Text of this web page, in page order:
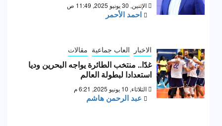
الإثنين, 30 يونيو 2025, 11:49 ص
احمد الأحمر
الاخبار العاب جماعية مقالات
غدًا.. منتخب الطائرة يواجه البحرين وديا
استعدادا لبطولة العالم
الثلاثاء, 10 يونيو 2025, 6:21 م
عبد الرحمن هاشم